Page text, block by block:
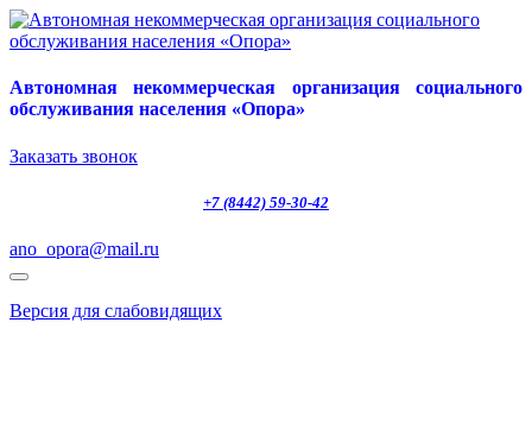
Автономная некоммерческая организация социального
обслуживания населения «Опора»
Заказать звонок
+7 (8442) 59-30-42
ano_opora@mail.ru
Версия для слабовидящих